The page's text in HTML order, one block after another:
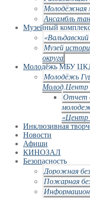
Молодёжная
Ансамбль
Музейный
Музей
округа
Молодёжь МБУ
Молодёжь
Молод.Центр
Отчет
«Центр
Инклюзивная
Новости
Афиши
КИНОЗАЛ
Безопасность
Дорожная
Пожарная